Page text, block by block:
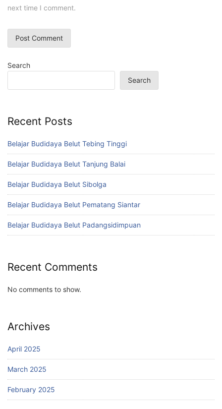
next time I comment.
Search
Search
Recent Posts
Belajar Budidaya Belut Tebing Tinggi
Belajar Budidaya Belut Tanjung Balai
Belajar Budidaya Belut Sibolga
Belajar Budidaya Belut Pematang Siantar
Belajar Budidaya Belut Padangsidimpuan
Recent Comments
No comments to show.
Archives
April 2025
March 2025
February 2025